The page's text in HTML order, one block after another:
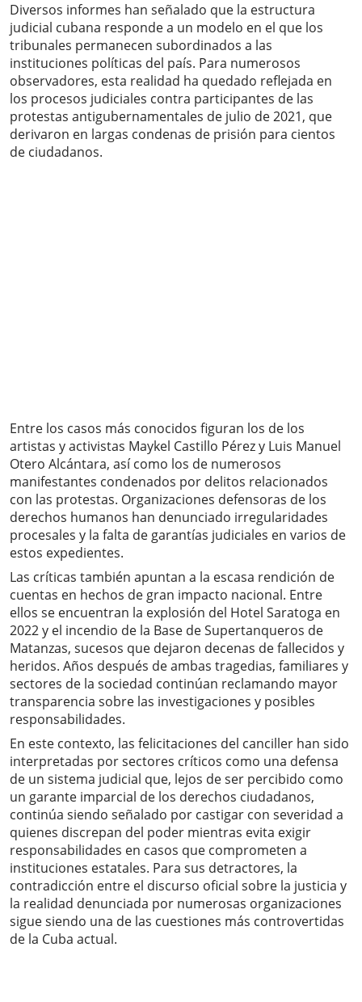
Diversos informes han señalado que la estructura
judicial cubana responde a un modelo en el que los
tribunales permanecen subordinados a las
instituciones políticas del país. Para numerosos
observadores, esta realidad ha quedado reflejada en
los procesos judiciales contra participantes de las
protestas antigubernamentales de julio de 2021, que
derivaron en largas condenas de prisión para cientos
de ciudadanos.
Entre los casos más conocidos figuran los de los
artistas y activistas Maykel Castillo Pérez y Luis Manuel
Otero Alcántara, así como los de numerosos
manifestantes condenados por delitos relacionados
con las protestas. Organizaciones defensoras de los
derechos humanos han denunciado irregularidades
procesales y la falta de garantías judiciales en varios de
estos expedientes.
Las críticas también apuntan a la escasa rendición de
cuentas en hechos de gran impacto nacional. Entre
ellos se encuentran la explosión del Hotel Saratoga en
2022 y el incendio de la Base de Supertanqueros de
Matanzas, sucesos que dejaron decenas de fallecidos y
heridos. Años después de ambas tragedias, familiares y
sectores de la sociedad continúan reclamando mayor
transparencia sobre las investigaciones y posibles
responsabilidades.
En este contexto, las felicitaciones del canciller han sido
interpretadas por sectores críticos como una defensa
de un sistema judicial que, lejos de ser percibido como
un garante imparcial de los derechos ciudadanos,
continúa siendo señalado por castigar con severidad a
quienes discrepan del poder mientras evita exigir
responsabilidades en casos que comprometen a
instituciones estatales. Para sus detractores, la
contradicción entre el discurso oficial sobre la justicia y
la realidad denunciada por numerosas organizaciones
sigue siendo una de las cuestiones más controvertidas
de la Cuba actual.